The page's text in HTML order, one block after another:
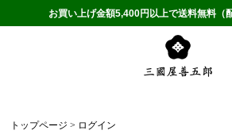
お買い上げ金額5,400円以上で送料無料（
トップページ ログイン